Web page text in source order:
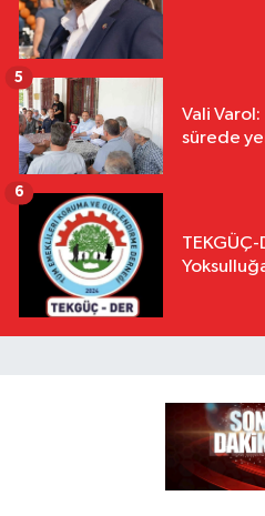
Vali Varol:
sürede
5
6